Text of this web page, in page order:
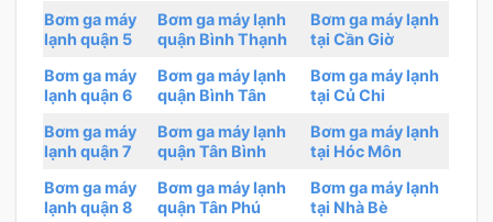
Bơm ga máy
lạnh quận 5
Bơm ga máy lạnh
quận Bình Thạnh
Bơm ga máy lạnh
tại Cần Giờ
Bơm ga máy
lạnh quận 6
Bơm ga máy lạnh
quận Bình Tân
Bơm ga máy lạnh
tại Củ Chi
Bơm ga máy
lạnh quận 7
Bơm ga máy lạnh
quận Tân Bình
Bơm ga máy lạnh
tại Hóc Môn
Bơm ga máy
lạnh quận 8
Bơm ga máy lạnh
quận Tân Phú
Bơm ga máy lạnh
tại Nhà Bè